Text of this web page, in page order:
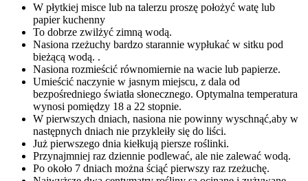
W płytkiej misce lub na talerzu proszę położyć watę lub
papier kuchenny
To dobrze zwilżyć zimną wodą.
Nasiona rzeżuchy bardzo starannie wypłukać w sitku pod
bieżącą wodą. .
Nasiona rozmieścić równomiernie na wacie lub papierze.
Umieścić naczynie w jasnym miejscu, z dala od
bezpośredniego światła słonecznego. Optymalna temperatura
wynosi pomiędzy 18 a 22 stopnie.
W pierwszych dniach, nasiona nie powinny wyschnąć,aby w
następnych dniach nie przykleiły się do liści.
Już pierwszego dnia kiełkują piersze roślinki.
Przynajmniej raz dziennie podlewać, ale nie zalewać wodą.
Po około 7 dniach można ściąć pierwszy raz rzeżuchę.